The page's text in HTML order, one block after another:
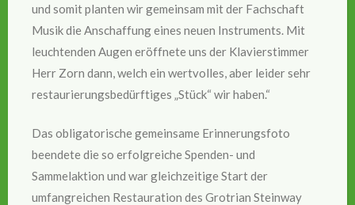
und somit planten wir gemeinsam mit der Fachschaft
Musik die Anschaffung eines neuen Instruments. Mit
leuchtenden Augen eröffnete uns der Klavierstimmer
Herr Zorn dann, welch ein wertvolles, aber leider sehr
restaurierungsbedürftiges „Stück“ wir haben.“
Das obligatorische gemeinsame Erinnerungsfoto
beendete die so erfolgreiche Spenden- und
Sammelaktion und war gleichzeitige Start der
umfangreichen Restauration des Grotrian Steinway